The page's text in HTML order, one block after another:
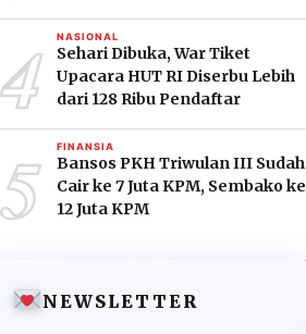
4 NASIONAL
Sehari Dibuka, War Tiket
Upacara HUT RI Diserbu Lebih
dari 128 Ribu Pendaftar
5 FINANSIA
Bansos PKH Triwulan III Sudah
Cair ke 7 Juta KPM, Sembako ke
12 Juta KPM
NEWSLETTER